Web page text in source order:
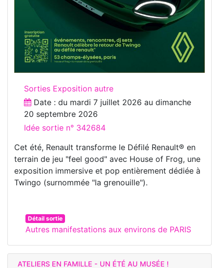
Sorties Exposition autre
Date : du mardi 7 juillet 2026 au dimanche
20 septembre 2026
Idée sortie n° 342684
Cet été, Renault transforme le Défilé Renault® en
terrain de jeu "feel good" avec House of Frog, une
exposition immersive et pop entièrement dédiée à
Twingo (surnommée "la grenouille").
Détail sortie
Autres manifestations aux environs de PARIS
ATELIERS EN FAMILLE - UN ÉTÉ AU MUSÉE !